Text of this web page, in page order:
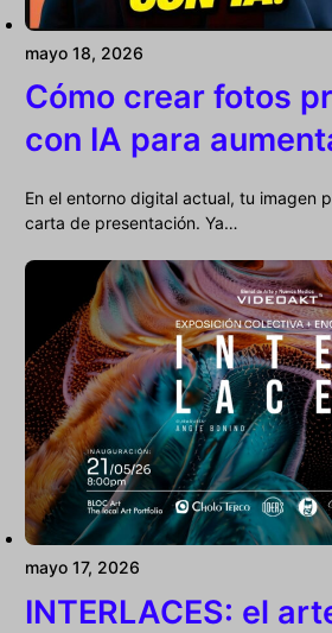
mayo 18, 2026
Cómo crear fotos
con IA para
En el entorno digital actual, tu imagen
carta de presentación. Ya…
mayo 17, 2026
INTERLACES: el